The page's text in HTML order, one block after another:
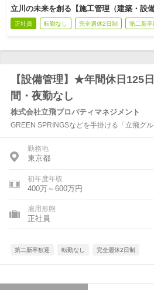
立川の未来を創る【施工管理（建築・設
正社員 転勤なし 完全週休2日制 第二新卒
【設備管理】★年間休日125
間・夜勤なし
株式会社立飛プロパティマネジメント
GREEN SPRINGSなどを手掛ける「立飛グル
勤務地
東京都
初年度年収
400万～600万円
雇用形態
正社員
第二新卒歓迎 転勤なし 完全週休2日制